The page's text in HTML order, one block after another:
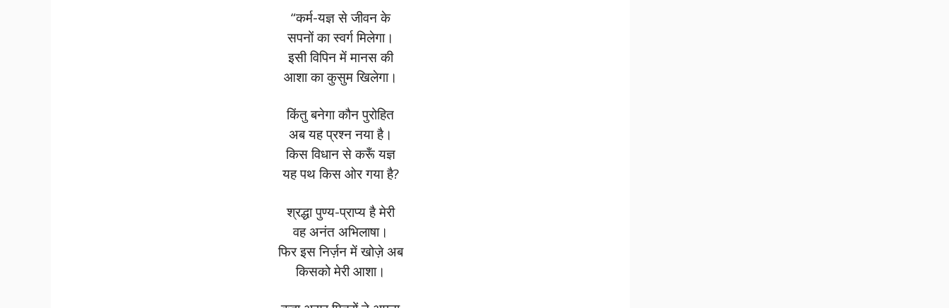
“कर्म-यज्ञ से जीवन के
सपनों का स्वर्ग मिलेगा।
इसी विपिन में मानस की
आशा का कुसुम खिलेगा।
किंतु बनेगा कौन पुरोहित
अब यह प्रश्न नया है।
किस विधान से करूँ यज्ञ
यह पथ किस ओर गया है?
श्रद्धा पुण्य-प्राप्य है मेरी
वह अनंत अभिलाषा।
फिर इस निर्ज़न में खोज़े अब
किसको मेरी आशा।